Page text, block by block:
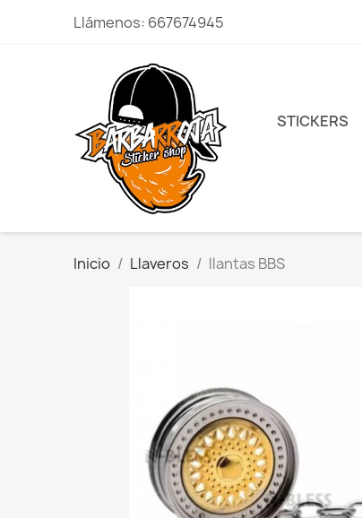
Llámenos: 667674945
STICKERS
Inicio Llaveros llantas BBS